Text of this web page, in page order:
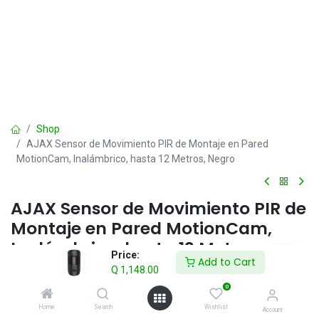
Price:
Q 1,148.00
Add to Cart
Home Search
0
Wishlist Account
Shop
AJAX Sensor de Movimiento PIR de Montaje en Pared
MotionCam, Inalámbrico, hasta 12 Metros, Negro
AJAX Sensor de Movimiento PIR de
Montaje en Pared MotionCam,
Inalámbrico, hasta 12 Metros,
1,148.00 IVA incluido